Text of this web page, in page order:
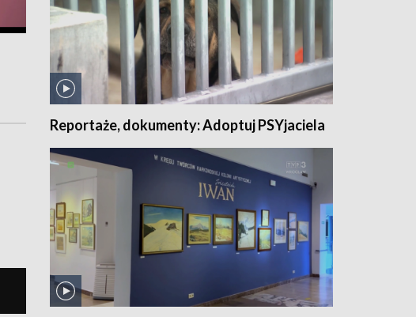
Reportaże, dokumenty: Adoptuj PSYjaciela